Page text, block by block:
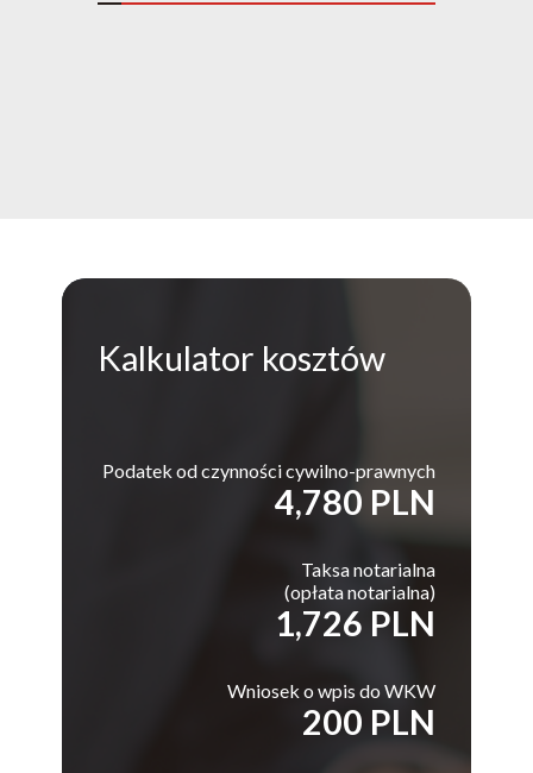
Kalkulator kosztów
Podatek od czynności cywilno-prawnych
4,780 PLN
Taksa notarialna
(opłata notarialna)
1,726 PLN
Wniosek o wpis do WKW
200 PLN